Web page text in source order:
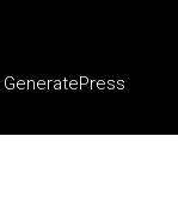
GeneratePress